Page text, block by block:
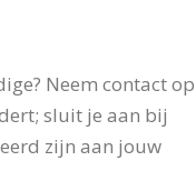
Neem contact op
sluit je aan bij
zijn aan jouw